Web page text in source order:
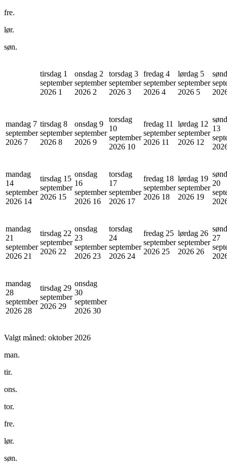
fre.
lør.
søn.
tirsdag 1
september
2026 1
onsdag 2
september
2026 2
torsdag 3
september
2026 3
fredag 4
september
2026 4
lørdag 5
september
2026 5
mandag 7
september
2026 7
tirsdag 8
september
2026 8
onsdag 9
september
2026 9
torsdag
10
september
2026 10
fredag 11
september
2026 11
lørdag 12
september
2026 12
13
mandag
14
september
2026 14
tirsdag 15
september
2026 15
onsdag
16
september
2026 16
torsdag
17
september
2026 17
fredag 18
september
2026 18
lørdag 19
september
2026 19
20
mandag
21
september
2026 21
tirsdag 22
september
2026 22
onsdag
23
september
2026 23
torsdag
24
september
2026 24
fredag 25
september
2026 25
lørdag 26
september
2026 26
27
mandag
28
september
2026 28
tirsdag 29
september
2026 29
onsdag
30
september
2026 30
Valgt måned: oktober 2026
man.
tir.
ons.
tor.
fre.
lør.
søn.